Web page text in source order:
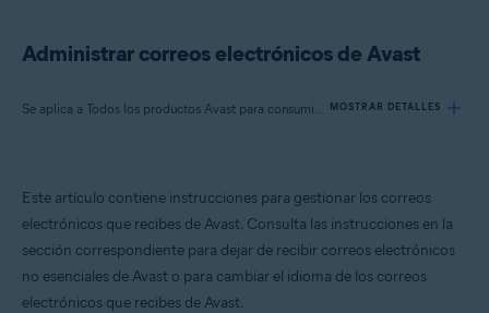
Administrar correos electrónicos de Avast
Se aplica a Todos los productos Avast para consumidores MOSTRAR DETALLES
Productos:
Todos los productos Avast para consumidores
Todos los sistemas operativos compatibles
Este artículo contiene instrucciones para gestionar los correos
electrónicos que recibes de Avast. Consulta las instrucciones en la
sección correspondiente para dejar de recibir correos electrónicos
no esenciales de Avast o para cambiar el idioma de los correos
electrónicos que recibes de Avast.